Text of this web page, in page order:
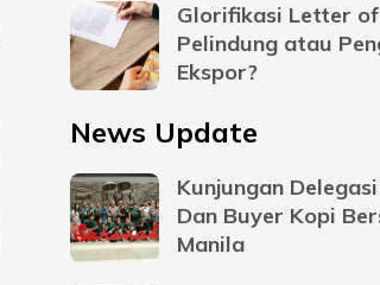
Glorifikasi Letter
Pelindung atau
Ekspor?
News Update
Kunjungan
Dan Buyer Kopi
Manila